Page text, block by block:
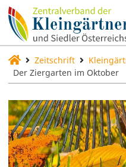
Zeitschrift
Der Ziergarten im Oktober